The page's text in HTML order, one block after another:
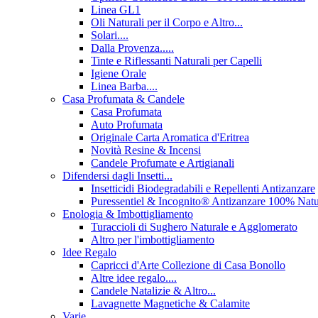
Linea GL1
Oli Naturali per il Corpo e Altro...
Solari....
Dalla Provenza.....
Tinte e Riflessanti Naturali per Capelli
Igiene Orale
Linea Barba....
Casa Profumata & Candele
Casa Profumata
Auto Profumata
Originale Carta Aromatica d'Eritrea
Novità Resine & Incensi
Candele Profumate e Artigianali
Difendersi dagli Insetti...
Insetticidi Biodegradabili e Repellenti Antizanzare
Puressentiel & Incognito® Antizanzare 100%
Enologia & Imbottigliamento
Turaccioli di Sughero Naturale e Agglomerato
Altro per l'imbottigliamento
Idee Regalo
Capricci d'Arte Collezione di Casa Bonollo
Altre idee regalo....
Candele Natalizie & Altro...
Lavagnette Magnetiche & Calamite